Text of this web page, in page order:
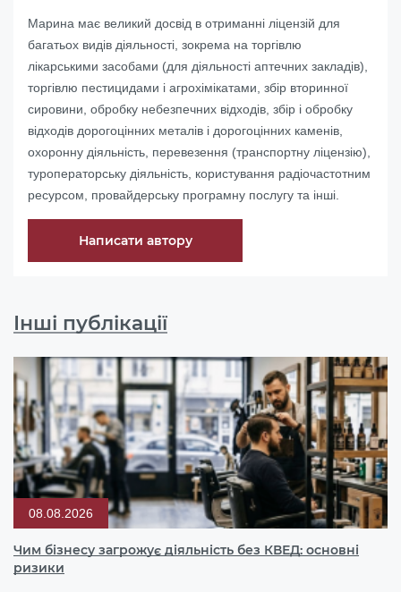
Марина має великий досвід в отриманні ліцензій для
багатьох видів діяльності, зокрема на торгівлю
лікарськими засобами (для діяльності аптечних закладів),
торгівлю пестицидами і агрохімікатами, збір вторинної
сировини, обробку небезпечних відходів, збір і обробку
відходів дорогоцінних металів і дорогоцінних каменів,
охоронну діяльність, перевезення (транспортну ліцензію),
туроператорську діяльність, користування радіочастотним
ресурсом, провайдерську програмну послугу та інші.
Написати автору
Інші публікації
08.08.2026
Чим бізнесу загрожує діяльність без КВЕД: основні
ризики